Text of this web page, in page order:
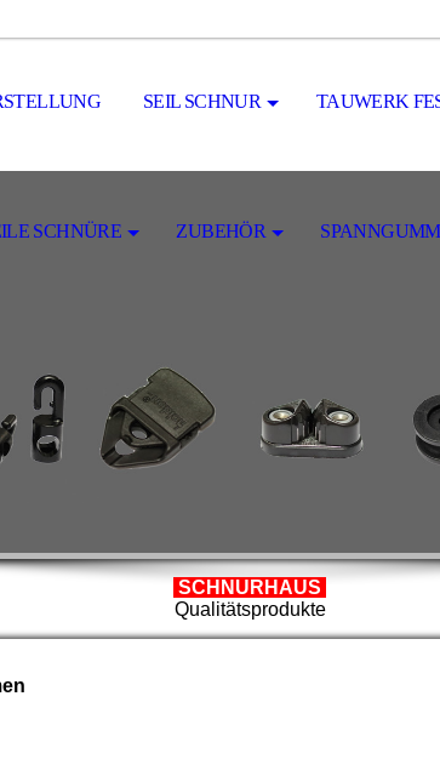
SEIL SCHNUR TAUWERK
SCHNÜRE ZUBEHÖR
SCHNURHAUS
Qualitätsprodukte